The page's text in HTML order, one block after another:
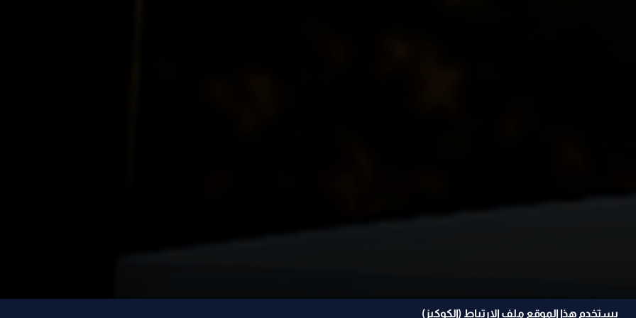
يستخدم هذا الموقع ملف الإرتباط (الكوكيز)